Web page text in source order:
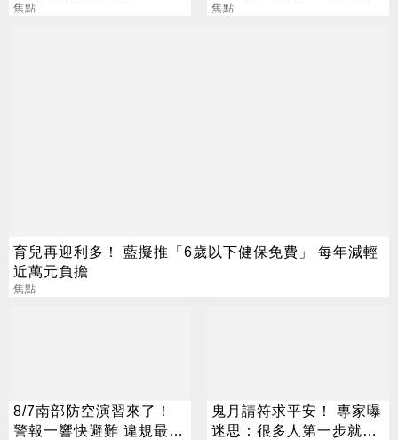
好康」不能用了
焦點
工具」全面管制
焦點
育兒再迎利多！ 藍擬推「6歲以下健保免費」 每年減輕
近萬元負擔
焦點
8/7南部防空演習來了！
警報一響快避難 違規最高
鬼月請符求平安！ 專家曝
迷思：很多人第一步就做